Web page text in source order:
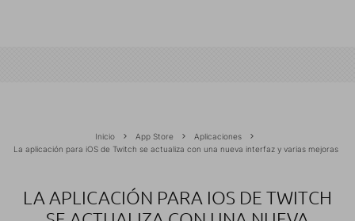
Inicio App Store
Aplicaciones
La aplicación para iOS de Twitch se actualiza con una nueva interfaz y varias mejoras
LA APLICACIÓN PARA IOS DE TWITCH